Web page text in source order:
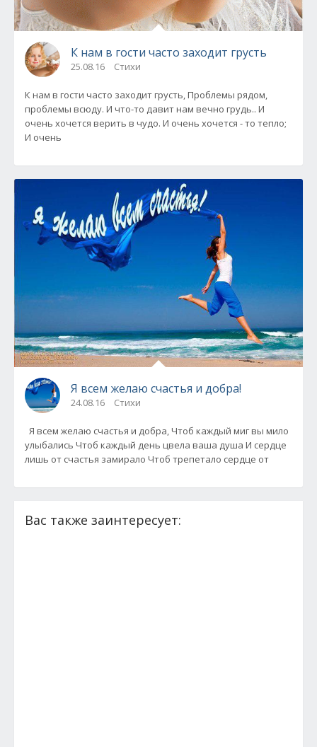
К нам в гости часто заходит грусть
25.08.16 Стихи
К нам в гости часто заходит грусть, Проблемы рядом,
проблемы всюду. И что-то давит нам вечно грудь.. И
очень хочется верить в чудо. И очень хочется - то тепло;
И очень
Я всем желаю счастья и добра!
24.08.16 Стихи
Я всем желаю счастья и добра, Чтоб каждый миг вы мило
улыбались Чтоб каждый день цвела ваша душа И сердце
лишь от счастья замирало Чтоб трепетало сердце от
Вас также заинтересует: